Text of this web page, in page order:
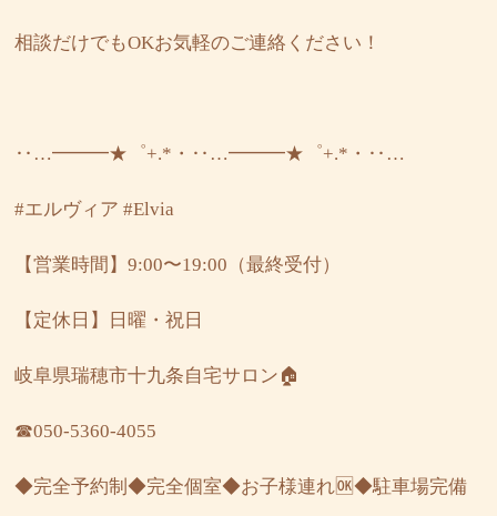
相談だけでもOKお気軽のご連絡ください！
‥…━━━★゜+.*・‥…━━━★゜+.*・‥…
#エルヴィア #Elvia
【営業時間】9:00〜19:00（最終受付）
【定休日】日曜・祝日
岐阜県瑞穂市十九条自宅サロン🏠
☎︎050-5360-4055
◆完全予約制◆完全個室◆お子様連れ🆗◆駐車場完備